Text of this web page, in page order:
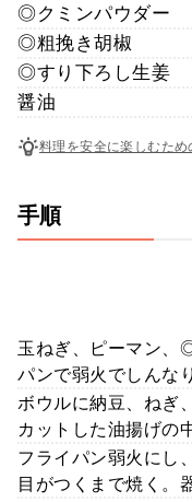
◎クミンパウダー
◎粗挽き胡椒
◎すり下ろし生姜
醤油
料理を安全に楽しむため
手順
玉ねぎ、ピーマン、
パンで弱火でしんな
ボウルに納豆、ねぎ
カットした油揚げの
フライパン弱火にし
目がつくまで焼く。